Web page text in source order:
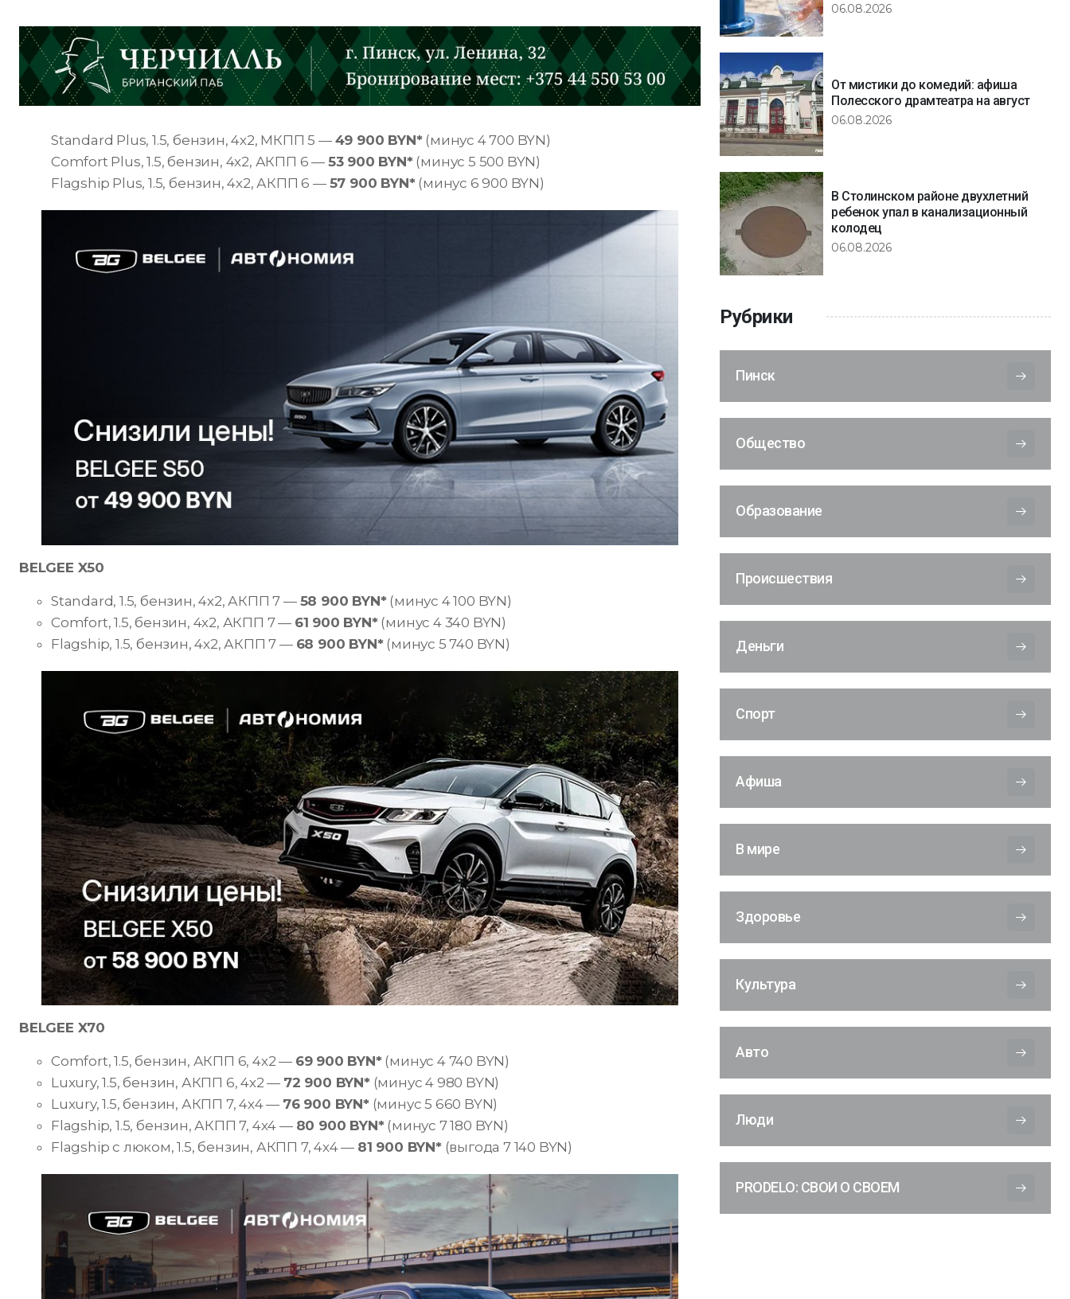
Standard Plus, 1.5, бензин, 4х2, МКПП 5 — 49 900 BYN*(минус 4 700 BYN)
Comfort Plus, 1.5, бензин, 4х2, АКПП 6 — 53 900 BYN*(минус 5 500 BYN)
Flagship Plus, 1.5, бензин, 4х2, АКПП 6 — 57 900 BYN*(минус 6 900 BYN)
BELGEE X50
Standard, 1.5, бензин, 4х2, АКПП 7 — 58 900 BYN*(минус 4 100 BYN)
Comfort, 1.5, бензин, 4х2, АКПП 7 — 61 900 BYN*(минус 4 340 BYN)
Flagship, 1.5, бензин, 4х2, АКПП 7 — 68 900 BYN*(минус 5 740 BYN)
BELGEE X70
Comfort, 1.5, бензин, АКПП 6, 4х2 — 69 900 BYN*(минус 4 740 BYN)
Luxury, 1.5, бензин, АКПП 6, 4х2 — 72 900 BYN*(минус 4 980 BYN)
Luxury, 1.5, бензин, АКПП 7, 4х4 — 76 900 BYN*(минус 5 660 BYN)
Flagship, 1.5, бензин, АКПП 7, 4х4 — 80 900 BYN*(минус 7 180 BYN)
Flagship с люком, 1.5, бензин, АКПП 7, 4х4 — 81 900 BYN*(выгода 7 140 BYN)
06.08.2026
От мистики до комедий: афиша
Полесского драмтеатра на август
06.08.2026
В Столинском районе двухлетний
ребенок упал в канализационный
колодец
06.08.2026
Рубрики
Пинск
Общество
Образование
Происшествия
Деньги
Спорт
Афиша
В мире
Здоровье
Культура
Авто
Люди
PRODELO: СВОИ О СВОЕМ